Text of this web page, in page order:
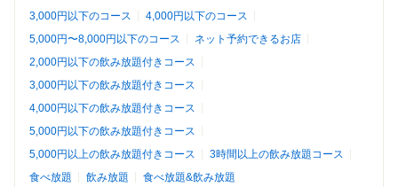
3,000円以下のコース
4,000円以下のコース
5,000円〜8,000円以下のコース
ネット予約できるお店
2,000円以下の飲み放題付きコース
3,000円以下の飲み放題付きコース
4,000円以下の飲み放題付きコース
5,000円以下の飲み放題付きコース
5,000円以上の飲み放題付きコース
3時間以上の飲み放題コース
食べ放題
飲み放題 食べ放題&飲み放題